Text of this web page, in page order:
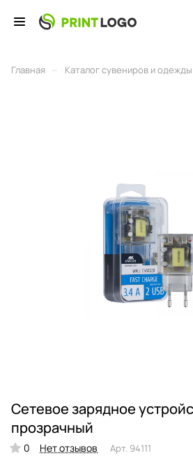
Главная Каталог сувениров и
Сетевое зарядное
прозрачный
0 Нет отзывов Арт. 94111